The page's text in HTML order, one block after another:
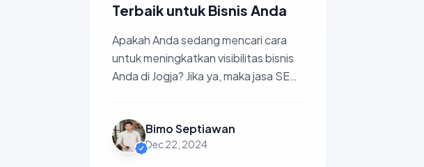
Terbaik untuk Bisnis Anda
Apakah Anda sedang mencari cara
untuk meningkatkan visibilitas bisnis
Anda di Jogja? Jika ya, maka jasa SEO
Bimo Septiawan
Dec 22, 2024